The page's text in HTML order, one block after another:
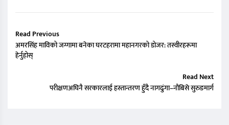
Read Previous
अमरसिंह माविको जग्गामा बनेका घरटहरामा महानगरको डोजर: तस्वीरहरूमा
हेर्नुहोस्
Read Next
परीक्षणअघिनै सरकारलाई हस्तान्तरण हुँदै नागढुंगा–नौबिसे सुरुङमार्ग